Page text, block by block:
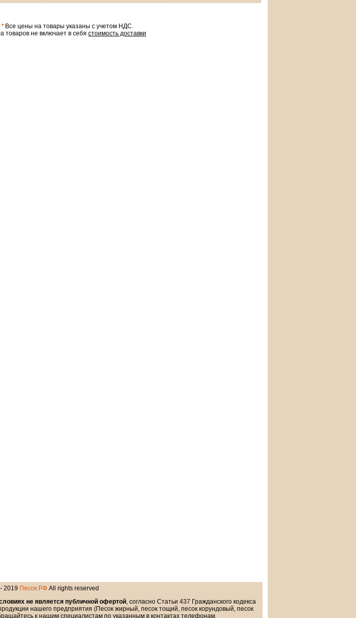
*Все цены на товары указаны с учетом НДС.
товаров не включает в себя стоимость доставки
2019 Песок.РФ All rights reserved
не является публичной офертой, согласно Статьи 437 Гражданского кодекса
нашего предприятия (Песок жирный, песок тощий, песок корундовый, песок
к нашим специалистам по указанным в контактах телефонам.